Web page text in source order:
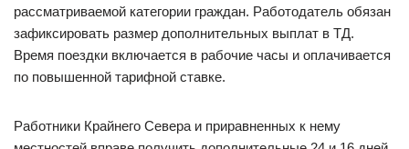
рассматриваемой категории граждан. Работодатель обязан
зафиксировать размер дополнительных выплат в ТД.
Время поездки включается в рабочие часы и оплачивается
по повышенной тарифной ставке.
Работники Крайнего Севера и приравненных к нему